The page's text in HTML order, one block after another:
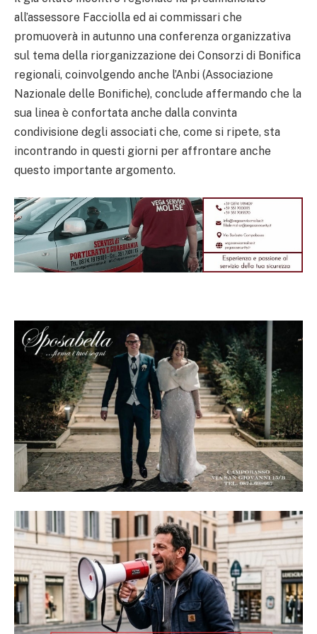
all’assessore Facciolla ed ai commissari che
promuoverà in autunno una conferenza organizzativa
sul tema della riorganizzazione dei Consorzi di Bonifica
regionali, coinvolgendo anche l’Anbi (Associazione
Nazionale delle Bonifiche), conclude affermando che la
sua linea è confortata anche dalla convinta
condivisione degli associati che, come si ripete, sta
incontrando in questi giorni per affrontare anche
questo importante argomento.